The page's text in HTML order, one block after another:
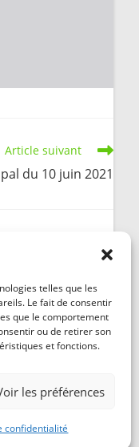
telles que les
Le fait de consentir
que le comportement
ou de retirer son
et fonctions.
les préférences
confidentialité
Article suivant
du 10 juin 2021
: